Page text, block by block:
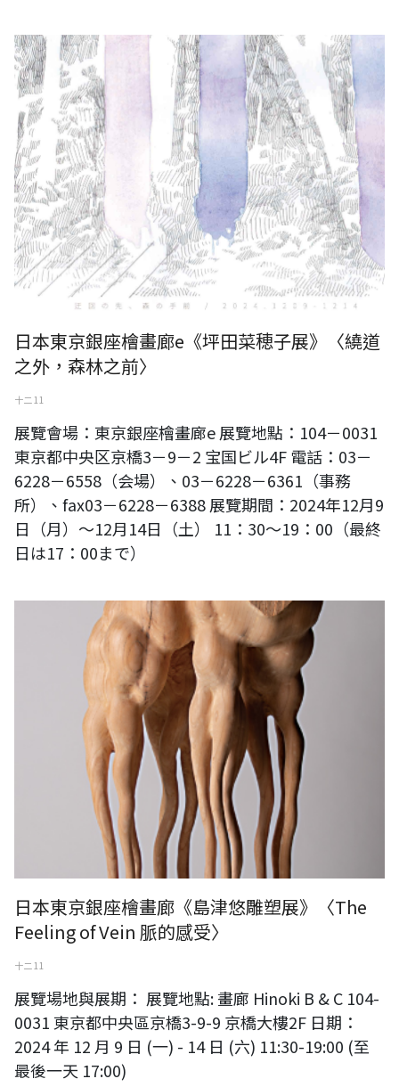
日本東京銀座檜畫廊e《坪田菜穂子展》〈繞道之外，森林之前〉
日本東京銀座檜畫廊e《坪田菜穂子展》〈繞道
之外，森林之前〉
十二 11
展覽會場：東京銀座檜畫廊e 展覽地點：104－0031
東京都中央区京橋3－9－2 宝国ビル4F 電話：03－
6228－6558（会場）、03－6228－6361（事務
所）、fax03－6228－6388 展覽期間：2024年12月9
日（月）～12月14日（土） 11：30～19：00（最終
日は17：00まで）
日本東京銀座檜畫廊《島津悠雕塑展》〈The Feeling of Vein 脈的感受〉
日本東京銀座檜畫廊《島津悠雕塑展》〈The
Feeling of Vein 脈的感受〉
十二 11
展覽場地與展期： 展覽地點: 畫廊 Hinoki B & C 104-
0031 東京都中央區京橋3-9-9 京橋大樓2F 日期：
2024 年 12 月 9 日 (一) - 14 日 (六) 11:30-19:00 (至
最後一天 17:00)